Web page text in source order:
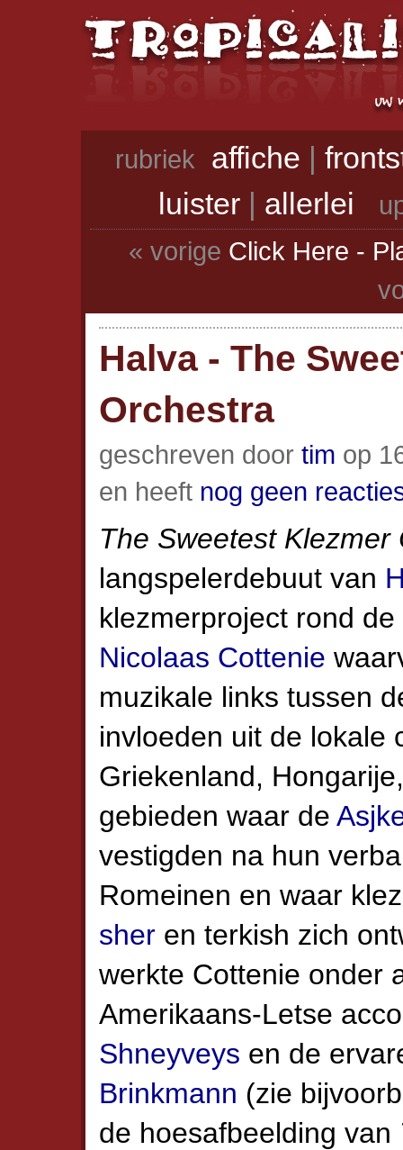
rubriek affiche |
luister| allerlei
« vorige Click Here -
Halva - The
Orchestra
geschreven door tim op
en heeft nog geen
The Sweetest Klezmer
langspelerdebuut van
klezmerproject rond
Nicolaas Cottenie
muzikale links tussen
invloeden uit de lokale
Griekenland,
gebieden waar de
vestigden na hun
Romeinen en waar
sher en terkish zich
werkte Cottenie onder
Amerikaans-Letse
Shneyveys en de
Brinkmann (zie
de hoesafbeelding van